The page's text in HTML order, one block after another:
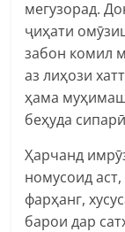
мегузорад.
ҷиҳати
забон комил
аз лиҳози
ҳама
беҳуда
Ҳарчанд
номусоид
фарҳанг,
барои дар